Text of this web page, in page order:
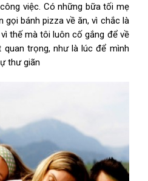
việc. Có những bữa tối mẹ
gọi bánh pizza về ăn, vì chắc là
thế mà tôi luôn cố gắng để về
trọng, như là lúc để mình
thư giãn